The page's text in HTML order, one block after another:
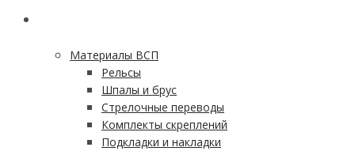
Материалы ВСП
Рельсы
Шпалы и брус
Стрелочные переводы
Комплекты скреплений
Подкладки и накладки